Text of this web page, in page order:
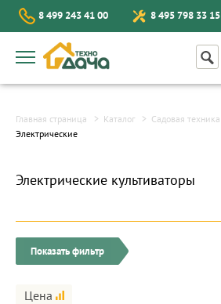
8 499 243 41 00 8 495 798 33 15
Главная страница Каталог Садовая техника
Электрические
Электрические культиваторы
Показать фильтр
Цена